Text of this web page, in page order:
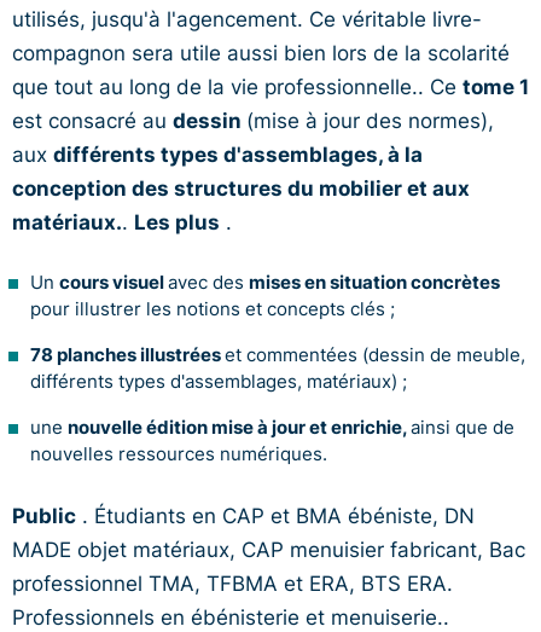
utilisés, jusqu'à l'agencement. Ce véritable livre-
compagnon sera utile aussi bien lors de la scolarité
que tout au long de la vie professionnelle.. Ce tome 1
est consacré au dessin (mise à jour des normes),
aux différents types d'assemblages, à la
conception des structures du mobilier et aux
matériaux.. Les plus .
Un cours visuelavec des mises en situation concrètes
pour illustrer les notions et concepts clés ;
78 planches illustréeset commentées (dessin de meuble,
différents types d'assemblages, matériaux) ;
une nouvelle édition mise à jour et enrichie,ainsi que de
nouvelles ressources numériques.
Public . Étudiants en CAP et BMA ébéniste, DN
MADE objet matériaux, CAP menuisier fabricant, Bac
professionnel TMA, TFBMA et ERA, BTS ERA.
Professionnels en ébénisterie et menuiserie..